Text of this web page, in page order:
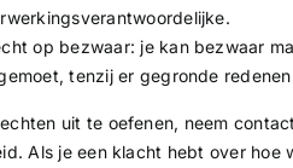
op bezwaar: je kan bezwaar
tenzij er gegronde
uit te oefenen, neem
Als je een klacht hebt over hoe